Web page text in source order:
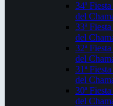
34ª
del
33ª
del
32ª
del
31ª
del
30ª
del